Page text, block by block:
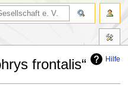
Hilfe
frontalis“